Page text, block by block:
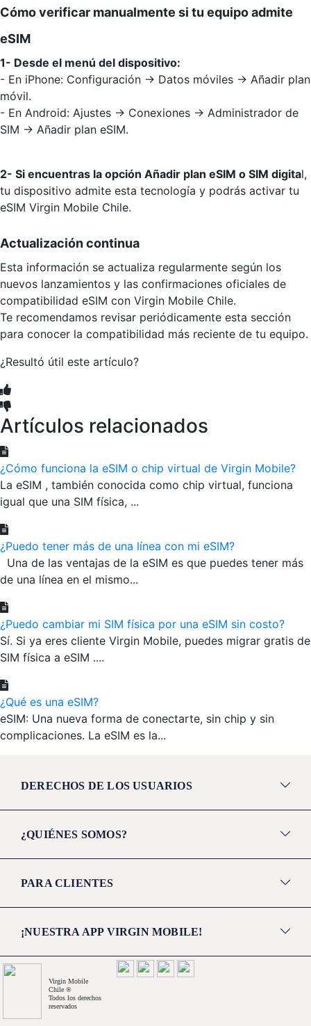
Cómo verificar manualmente si tu equipo admite
eSIM
1- Desde el menú del dispositivo:
- En iPhone: Configuración → Datos móviles → Añadir plan
móvil.
- En Android: Ajustes → Conexiones → Administrador de
SIM → Añadir plan eSIM.
2- Si encuentras la opción Añadir plan eSIM o SIM digital,
tu dispositivo admite esta tecnología y podrás activar tu
eSIM Virgin Mobile Chile.
Actualización continua
Esta información se actualiza regularmente según los
nuevos lanzamientos y las confirmaciones oficiales de
compatibilidad eSIM con Virgin Mobile Chile.
Te recomendamos revisar periódicamente esta sección
para conocer la compatibilidad más reciente de tu equipo.
¿Resultó útil este artículo?
Artículos relacionados
¿Cómo funciona la eSIM o chip virtual de Virgin Mobile?
La eSIM , también conocida como chip virtual, funciona
igual que una SIM física, ...
¿Puedo tener más de una línea con mi eSIM?
Una de las ventajas de la eSIM es que puedes tener más
de una línea en el mismo...
¿Puedo cambiar mi SIM física por una eSIM sin costo?
Sí. Si ya eres cliente Virgin Mobile, puedes migrar gratis de
SIM física a eSIM ....
¿Qué es una eSIM?
eSIM: Una nueva forma de conectarte, sin chip y sin
complicaciones. La eSIM es la...
DERECHOS DE LOS USUARIOS
¿QUIÉNES SOMOS?
PARA CLIENTES
¡NUESTRA APP VIRGIN MOBILE!
Virgin Mobile
Chile ®
Todos los derechos
reservados